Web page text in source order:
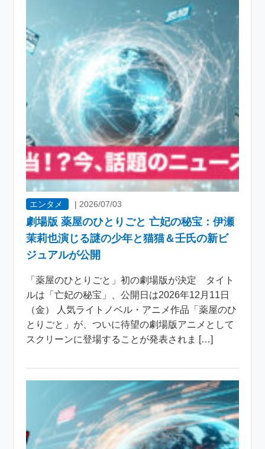
エンタメ | 2026/07/03
劇場版 薬屋のひとりごと 亡妃の秘宝：伊瀬
茉莉也演じる謎の少年と猫猫＆壬氏の新ビ
ジュアルが公開
「薬屋のひとりごと」初の劇場版が決定 タイト
ルは「亡妃の秘宝」、公開日は2026年12月11日
（金） 人気ライトノベル・アニメ作品「薬屋のひ
とりごと」が、ついに待望の劇場版アニメとして
スクリーンに登場することが発表されま […]